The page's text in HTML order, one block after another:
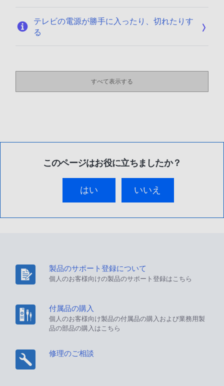
テレビの電源が勝手に入ったり、切れたりす
る
すべて表示する
このページはお役に立ちましたか？
はい いいえ
製品のサポート登録について
個人のお客様向けの製品のサポート登録はこちら
付属品の購入
個人のお客様向け製品の付属品の購入および業務用製
品の部品の購入はこちら
修理のご相談